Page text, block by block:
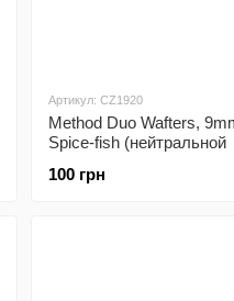
Артикул: CZ1920
Method Duo Wafters,
Spice-fish (нейтральной
100 грн